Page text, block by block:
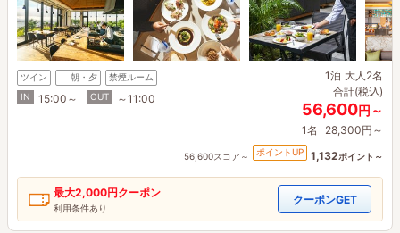
ツイン 朝・夕
禁煙ルーム
IN
15:00～ OUT ～11:00
1泊 大人2名
合計(税込)
56,600円～
1名 28,300円～
56,600スコア～ ポイントUP 1,132ポイント～
最大2,000円クーポン
利用条件あり
クーポンGET